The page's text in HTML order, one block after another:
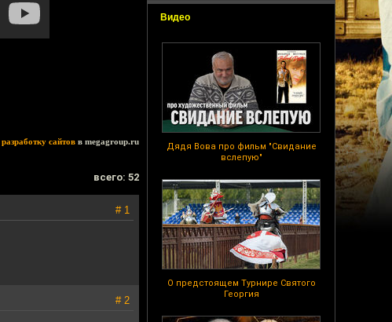
Видео
Дядя Вова про фильм "Свидание
вслепую"
О предстоящем Турнире Святого
Георгия
разработку сайтов в megagroup.ru
всего: 52
# 1
# 2